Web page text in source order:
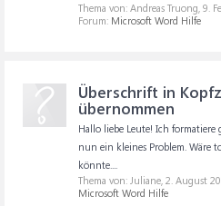
Thema von: Andreas Truong, 9.
Forum: Microsoft Word Hilfe
Überschrift in
übernommen
Hallo liebe Leute! Ich
nun ein kleines Problem. Wäre
könnte....
Thema von: Juliane, 2. August
Microsoft Word Hilfe